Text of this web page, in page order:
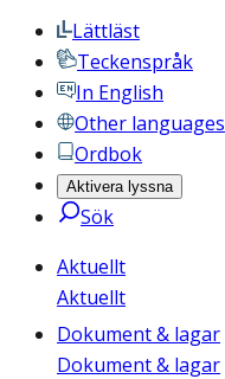
Lättläst
Teckenspråk
In English
Other languages
Ordbok
Aktivera lyssna
Sök
Aktuellt
Aktuellt
Dokument & lagar
Dokument & lagar